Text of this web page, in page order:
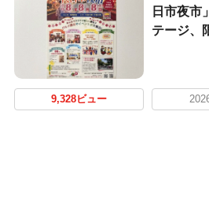
日市夜市
テージ、
9,328ビュー